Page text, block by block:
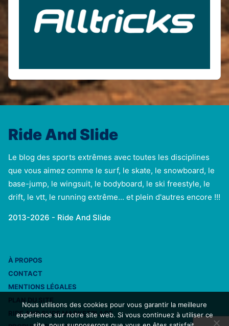
Ride And Slide
Le blog des sports extrêmes avec toutes les disciplines
que vous aimez comme le surf, le skate, le snowboard, le
base-jump, le wingsuit, le bodyboard, le ski freestyle, le
drift, le vtt, le running extrême... et plein d'autres encore !!!
2013-2026 - Ride And Slide
À PROPOS
CONTACT
MENTIONS LÉGALES
RIDE AND SLIDE MARKETPLACE
Nous utilisons des cookies pour vous garantir la meilleure
expérience sur notre site web. Si vous continuez à utiliser ce